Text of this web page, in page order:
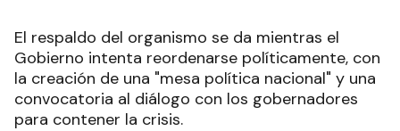
El respaldo del organismo se da mientras el
Gobierno intenta reordenarse políticamente, con
la creación de una "mesa política nacional" y una
convocatoria al diálogo con los gobernadores
para contener la crisis.